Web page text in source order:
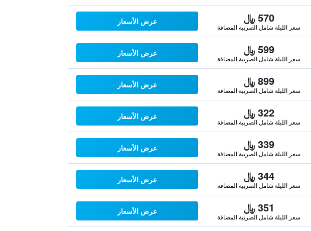
570 ﷼
سعر الليلة شامل الصريبة المضافة
عرض الأسعار
599 ﷼
سعر الليلة شامل الصريبة المضافة
عرض الأسعار
899 ﷼
سعر الليلة شامل الصريبة المضافة
عرض الأسعار
322 ﷼
سعر الليلة شامل الصريبة المضافة
عرض الأسعار
339 ﷼
سعر الليلة شامل الصريبة المضافة
عرض الأسعار
344 ﷼
سعر الليلة شامل الصريبة المضافة
عرض الأسعار
351 ﷼
سعر الليلة شامل الصريبة المضافة
عرض الأسعار